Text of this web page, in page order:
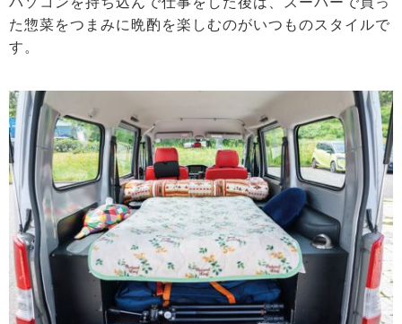
た惣菜をつまみに晩酌を楽しむのがいつものスタイルで
す。